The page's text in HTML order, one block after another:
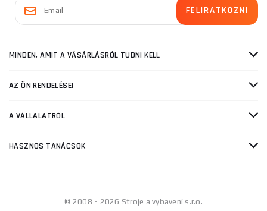
MINDEN, AMIT A VÁSÁRLÁSRÓL TUDNI KELL
AZ ÖN RENDELÉSEI
A VÁLLALATRÓL
HASZNOS TANÁCSOK
© 2008 - 2026 Stroje a vybavení s.r.o.